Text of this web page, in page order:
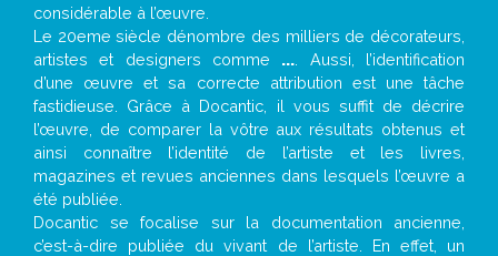
considérable à l’œuvre.
Le 20eme siècle dénombre des milliers de décorateurs,
artistes et designers comme ... . Aussi, l’identification
d’une œuvre et sa correcte attribution est une tâche
fastidieuse. Grâce à Docantic, il vous suffit de décrire
l’œuvre, de comparer la vôtre aux résultats obtenus et
ainsi connaître l’identité de l’artiste et les livres,
magazines et revues anciennes dans lesquels l’œuvre a
été publiée.
Docantic se focalise sur la documentation ancienne,
c’est-à-dire publiée du vivant de l’artiste. En effet, un